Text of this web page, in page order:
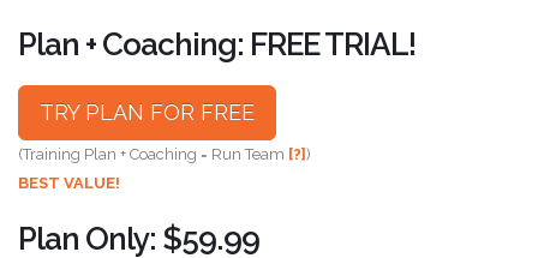
Plan + Coaching: FREE TRIAL!
TRY PLAN FOR FREE
(Training Plan + Coaching = Run Team [?])
BEST VALUE!
Plan Only: $59.99